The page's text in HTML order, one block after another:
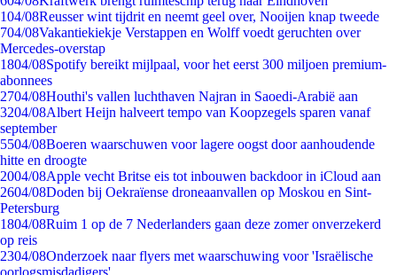
104/08Reusser wint tijdrit en neemt geel over, Nooijen knap tweede
704/08Vakantiekiekje Verstappen en Wolff voedt geruchten over
Mercedes-overstap
1804/08Spotify bereikt mijlpaal, voor het eerst 300 miljoen premium-
abonnees
2704/08Houthi's vallen luchthaven Najran in Saoedi-Arabië aan
3204/08Albert Heijn halveert tempo van Koopzegels sparen vanaf
september
5504/08Boeren waarschuwen voor lagere oogst door aanhoudende
hitte en droogte
2004/08Apple vecht Britse eis tot inbouwen backdoor in iCloud aan
2604/08Doden bij Oekraïense droneaanvallen op Moskou en Sint-
Petersburg
1804/08Ruim 1 op de 7 Nederlanders gaan deze zomer onverzekerd
op reis
2304/08Onderzoek naar flyers met waarschuwing voor 'Israëlische
oorlogsmisdadigers'